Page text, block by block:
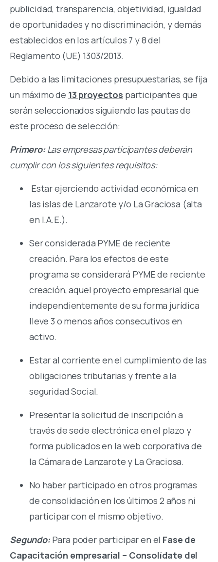
publicidad, transparencia, objetividad, igualdad
de oportunidades y no discriminación, y demás
establecidos en los artículos 7 y 8 del
Reglamento (UE) 1303/2013.
Debido a las limitaciones presupuestarias, se fija
un máximo de 13 proyectos participantes que
serán seleccionados siguiendo las pautas de
este proceso de selección:
Primero:Las empresas participantes deberán
cumplir con los siguientes requisitos:
Estar ejerciendo actividad económica en
las islas de Lanzarote y/o La Graciosa (alta
en I.A.E.).
Ser considerada PYME de reciente
creación. Para los efectos de este
programa se considerará PYME de reciente
creación, aquel proyecto empresarial que
independientemente de su forma jurídica
lleve 3 o menos años consecutivos en
activo.
Estar al corriente en el cumplimiento de las
obligaciones tributarias y frente a la
seguridad Social.
Presentar la solicitud de inscripción a
través de sede electrónica en el plazo y
forma publicados en la web corporativa de
la Cámara de Lanzarote y La Graciosa.
No haber participado en otros programas
de consolidación en los últimos 2 años ni
participar con el mismo objetivo.
Segundo:Para poder participar en el Fase de
Capacitación empresarial – Consolídate del